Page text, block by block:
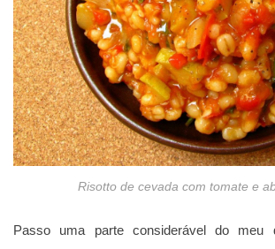
Risotto de cevada com tomate e
Passo uma parte considerável do meu